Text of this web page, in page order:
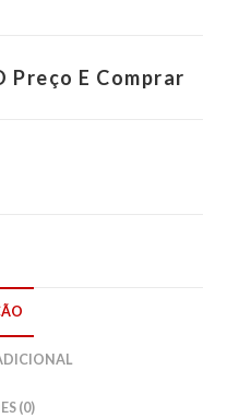
Preço E Comprar
(0)